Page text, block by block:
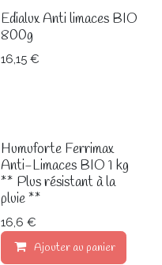
Edialux Anti limaces BIO
800g
16,15 €
Humuforte Ferrimax
Anti-Limaces BIO 1 kg
** Plus résistant à la
pluie **
16,6 €
Ajouter au panier